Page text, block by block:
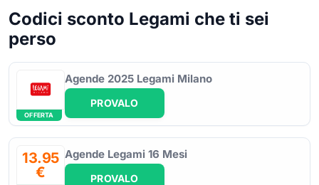
Codici sconto Legami che ti sei
perso
OFFERTA
Agende 2025 Legami Milano
PROVALO
13.95
€
Agende Legami 16 Mesi
PROVALO